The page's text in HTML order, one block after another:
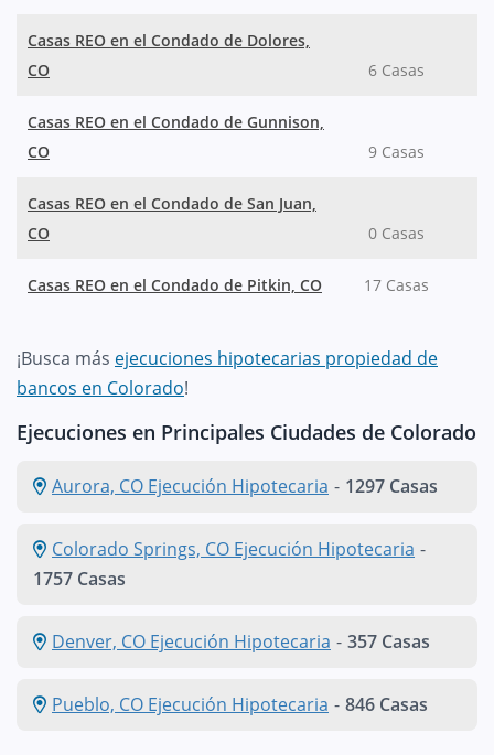
Casas REO en el Condado de Dolores,
CO
6 Casas
Casas REO en el Condado de Gunnison,
CO
9 Casas
Casas REO en el Condado de San Juan,
CO
0 Casas
Casas REO en el Condado de Pitkin, CO 17 Casas
¡Busca más ejecuciones hipotecarias propiedad de
bancos en Colorado!
Ejecuciones en Principales Ciudades de Colorado
Aurora, CO Ejecución Hipotecaria - 1297 Casas
Colorado Springs, CO Ejecución Hipotecaria -
1757 Casas
Denver, CO Ejecución Hipotecaria - 357 Casas
Pueblo, CO Ejecución Hipotecaria - 846 Casas